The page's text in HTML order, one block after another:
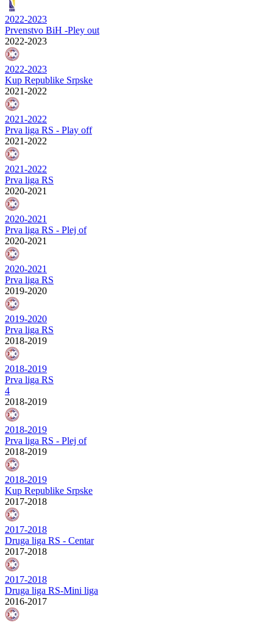
2022-2023
Prvenstvo BiH -Pley out
2022-2023
2022-2023
Kup Republike Srpske
2021-2022
2021-2022
Prva liga RS - Play off
2021-2022
2021-2022
Prva liga RS
2020-2021
2020-2021
Prva liga RS - Plej of
2020-2021
2020-2021
Prva liga RS
2019-2020
2019-2020
Prva liga RS
2018-2019
2018-2019
Prva liga RS
4
2018-2019
2018-2019
Prva liga RS - Plej of
2018-2019
2018-2019
Kup Republike Srpske
2017-2018
2017-2018
Druga liga RS - Centar
2017-2018
2017-2018
Druga liga RS-Mini liga
2016-2017